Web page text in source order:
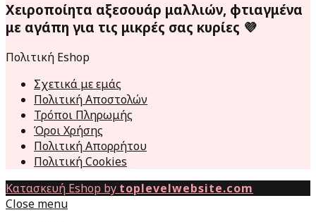
Χειροποίητα αξεσουάρ μαλλιών, φτιαγμένα
με αγάπη για τις μικρές σας κυρίες 💜
Πολιτική Eshop
Σχετικά με εμάς
Πολιτική Αποστολών
Τρόποι Πληρωμής
Όροι Χρήσης
Πολιτική Απορρήτου
Πολιτική Cookies
Κατασκευή Eshop by toplevelwebsite.com
Close menu